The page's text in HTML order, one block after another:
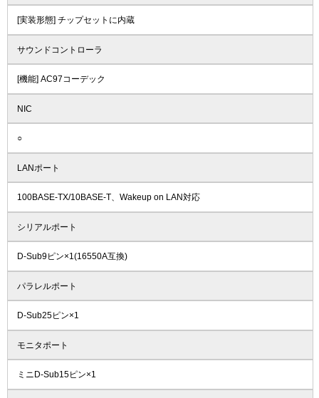
[実装形態] チップセットに内蔵
サウンドコントローラ
[機能] AC97コーデック
NIC
○
LANポート
100BASE-TX/10BASE-T、Wakeup on LAN対応
シリアルポート
D-Sub9ピン×1(16550A互換)
パラレルポート
D-Sub25ピン×1
モニタポート
ミニD-Sub15ピン×1